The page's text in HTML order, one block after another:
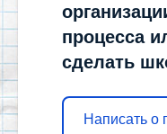
процесса
сделать
Написать о